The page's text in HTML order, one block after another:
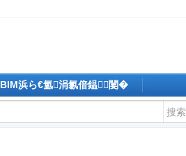
BIM浜ら€氳涓氱偣鎾闄�
搜索